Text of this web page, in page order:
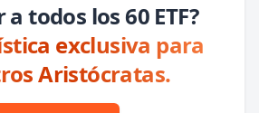
a todos los 60 ETF?
exclusiva para
Aristócratas.